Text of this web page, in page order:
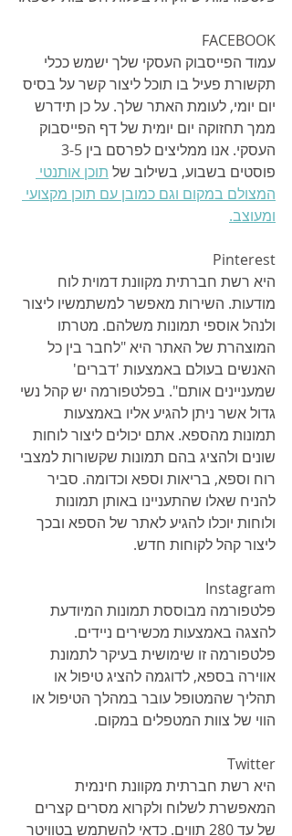
FACEBOOK
עמוד הפייסבוק העסקי שלך ישמש ככלי
תקשורת פעיל בו תוכל ליצור קשר על בסיס
יום יומי, לעומת האתר שלך. על כן תידרש
ממך תחזוקה יום יומית של דף הפייסבוק
פוסטים בשבוע, בשילוב של תוכן אותנטי
המצולם במקום וגם כמובן עם תוכן מקצועי
ומעוצב.
Pinterest
היא רשת חברתית מקוונת דמוית לוח
מודעות. השירות מאפשר למשתמשיו ליצור
ולנהל אוספי תמונות משלהם. מטרתו
המוצהרת של האתר היא "לחבר בין כל
האנשים בעולם באמצעות 'דברים'
שמעניינים אותם". בפלטפורמה יש קהל נשי
גדול אשר ניתן להגיע אליו באמצעות
תמונות מהספא. אתם יכולים ליצור לוחות
שונים ולהציג בהם תמונות שקשורות למצבי
רוח וספא, בריאות וספא וכדומה. סביר
להניח שאלו שהתעניינו באותן תמונות
ולוחות יוכלו להגיע לאתר של הספא ובכך
ליצור קהל לקוחות חדש.
Instagram
פלטפורמה מבוססת תמונות המיודעת
להצגה באמצעות מכשירים ניידים.
פלטפורמה זו שימושית בעיקר לתמונת
אווירה בספא, לדוגמה להציג טיפול או
תהליך שהמטופל עובר במהלך הטיפול או
הווי של צוות המטפלים במקום.
Twitter
היא רשת חברתית מקוונת חינמית
המאפשרת לשלוח ולקרוא מסרים קצרים
של עד 280 תווים. כדאי להשתמש בטוויטר